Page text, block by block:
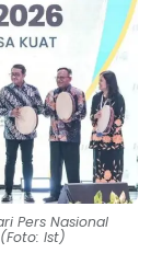
Pers Nasional
Ist)